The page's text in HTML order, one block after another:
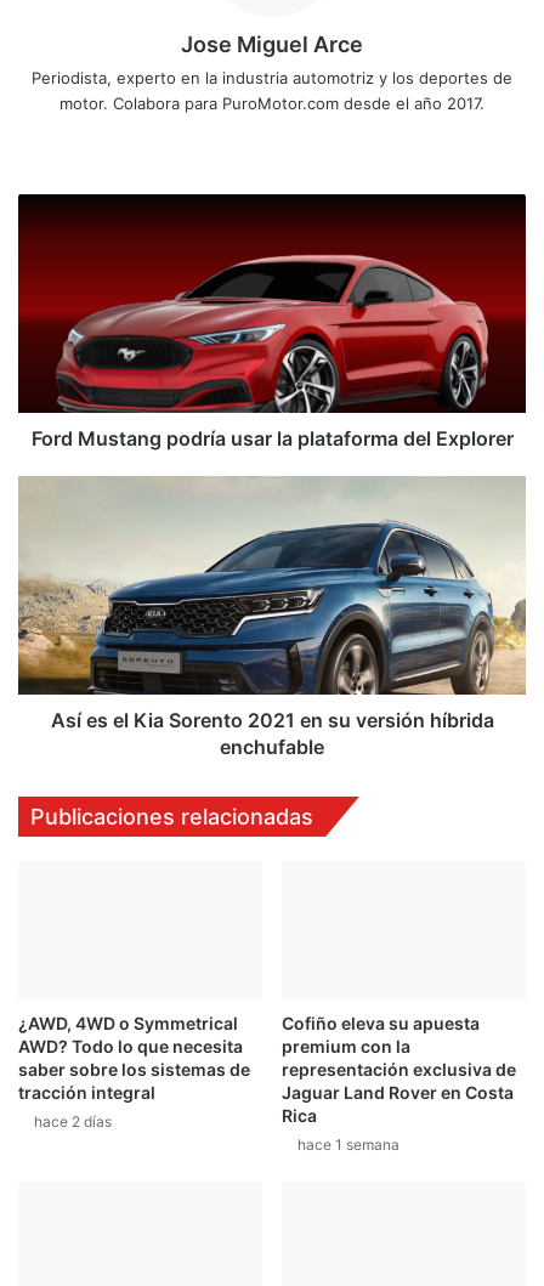
Jose Miguel Arce
Periodista, experto en la industria automotriz y los deportes de
motor. Colabora para PuroMotor.com desde el año 2017.
plataforma
Explorer
Ford Mustang podría usar la plataforma del Explorer
Sorento
2021
en
su
versión
híbridaAsí es el Kia Sorento 2021 en su versión híbrida
enchufable
Publicaciones relacionadas
¿AWD, 4WD o Symmetrical
AWD? Todo lo que necesita
saber sobre los sistemas de
tracción integral
hace 2 días
Cofiño eleva su apuesta
premium con la
representación exclusiva de
Jaguar Land Rover en Costa
Rica
hace 1 semana